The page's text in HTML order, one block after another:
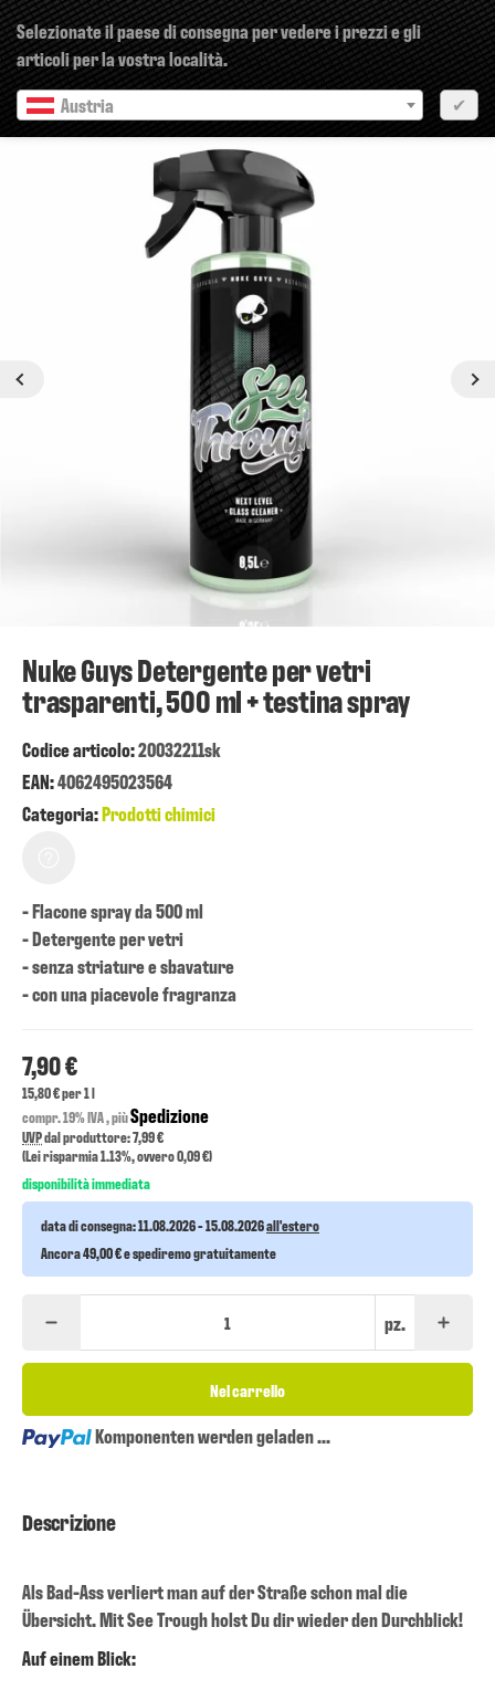
Selezionate il paese di consegna per vedere i prezzi e gli
articoli per la vostra località.
Austria
✔
Precedente Prossimo
Nuke Guys Detergente per vetri
trasparenti, 500 ml + testina spray
Codice articolo:20032211sk
EAN:4062495023564
Categoria:Prodotti chimici
- Flacone spray da 500 ml
- Detergente per vetri
- senza striature e sbavature
- con una piacevole fragranza
7,90 €
15,80 € per 1 l
compr. 19% IVA , piùSpedizione
UVPdal produttore: 7,99 €
(Lei risparmia1.13%, ovvero0,09 €)
disponibilità immediata
data di consegna:11.08.2026 - 15.08.2026all'estero
Ancora 49,00 € e spediremo gratuitamente
pz.
Nel carrello
Loading...Komponenten werden geladen ...
Descrizione
Als Bad-Ass verliert man auf der Straße schon mal die
Übersicht. Mit See Trough holst Du dir wieder den Durchblick!
Auf einem Blick: